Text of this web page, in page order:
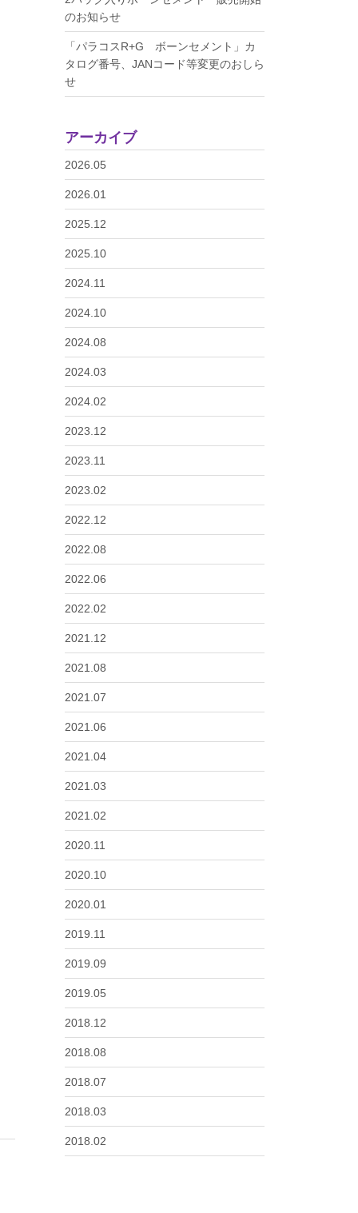
のお知らせ
「パラコスR+G ボーンセメント」カ
タログ番号、JANコード等変更のおしら
せ
アーカイブ
2026.05
2026.01
2025.12
2025.10
2024.11
2024.10
2024.08
2024.03
2024.02
2023.12
2023.11
2023.02
2022.12
2022.08
2022.06
2022.02
2021.12
2021.08
2021.07
2021.06
2021.04
2021.03
2021.02
2020.11
2020.10
2020.01
2019.11
2019.09
2019.05
2018.12
2018.08
2018.07
2018.03
2018.02